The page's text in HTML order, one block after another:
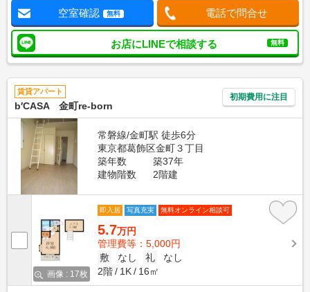
空室確認 無料 電話で問合せ
お店にLINEで相談する 無料
賃貸アパート
b′CASA 金町re-born
初期費用に注目
常磐線/金町駅 徒歩6分
東京都葛飾区金町３丁目
築年数
築37年
建物階数
2階建
画像 : 17枚
即入居 写真充実 無料オンライン相談可
5.7万円
管理費等：5,000円
敷
なし 礼
なし
2階
1K 16㎡